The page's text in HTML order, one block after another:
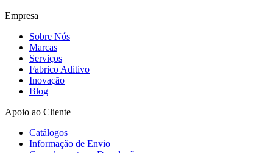
Empresa
Sobre Nós
Marcas
Serviços
Fabrico Aditivo
Inovação
Blog
Apoio ao Cliente
Catálogos
Informação de Envio